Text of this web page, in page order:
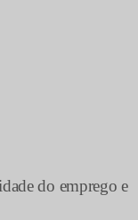
do emprego e